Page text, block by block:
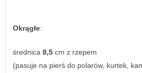
Okrągłe:
średnica 8,5 cm z rzepem
(pasuje na pierś do polarów, kurtek,